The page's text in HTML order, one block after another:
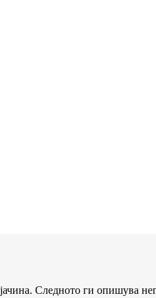
Следното ги опишува